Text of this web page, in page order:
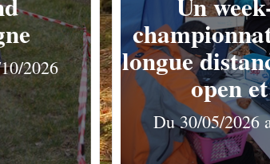
2026 longue
open
Du 30/05/2026